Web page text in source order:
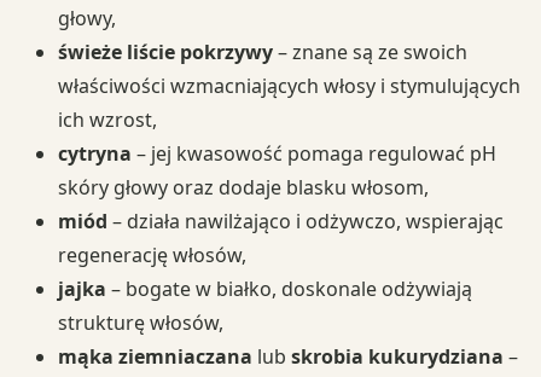
głowy,
świeże liście pokrzywy– znane są ze swoich
właściwości wzmacniających włosy i stymulujących
ich wzrost,
cytryna – jej kwasowość pomaga regulować pH
skóry głowy oraz dodaje blasku włosom,
miód – działa nawilżająco i odżywczo, wspierając
regenerację włosów,
jajka – bogate w białko, doskonale odżywiają
strukturę włosów,
mąka ziemniaczana lub skrobia kukurydziana –